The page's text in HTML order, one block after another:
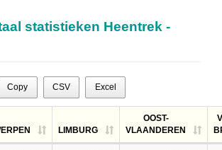
statistieken Heentrek -
Copy CSV Excel
LIMBURG
OOST-
VLAANDEREN